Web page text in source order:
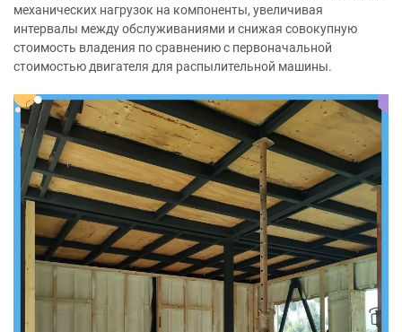
механических нагрузок на компоненты, увеличивая
интервалы между обслуживаниями и снижая совокупную
стоимость владения по сравнению с первоначальной
стоимостью двигателя для распылительной машины.